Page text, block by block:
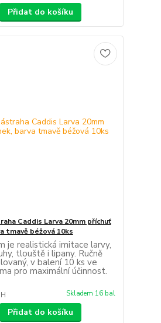
Přidat do košíku
Caddis Larva 20mm příchuť
tmavě béžová 10ks
je realistická imitace larvy,
tlouště i lipany. Ručně
v balení 10 ks ve
pro maximální účinnost.
Skladem 16 bal
Přidat do košíku